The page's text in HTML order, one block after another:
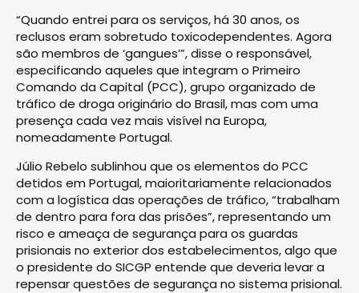
“Quando entrei para os serviços, há 30 anos, os
reclusos eram sobretudo toxicodependentes. Agora
são membros de ‘gangues’”, disse o responsável,
especificando aqueles que integram o Primeiro
Comando da Capital (PCC), grupo organizado de
tráfico de droga originário do Brasil, mas com uma
presença cada vez mais visível na Europa,
nomeadamente Portugal.
Júlio Rebelo sublinhou que os elementos do PCC
detidos em Portugal, maioritariamente relacionados
com a logística das operações de tráfico, “trabalham
de dentro para fora das prisões”, representando um
risco e ameaça de segurança para os guardas
prisionais no exterior dos estabelecimentos, algo que
o presidente do SICGP entende que deveria levar a
repensar questões de segurança no sistema prisional.